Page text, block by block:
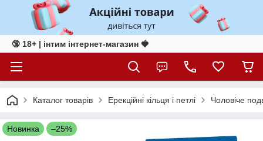
🔞 18+ | інтим інтернет-магазин 🍓
Каталог товарів Ерекційні кільця і петлі Чоловіче
Новинка –25%